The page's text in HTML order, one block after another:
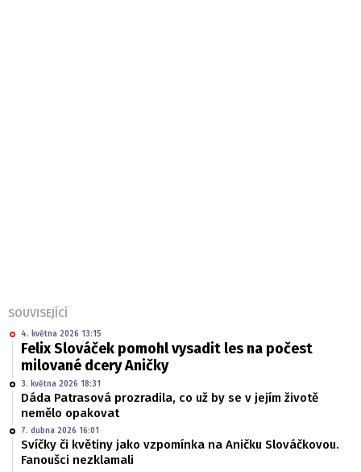
SOUVISEJÍCÍ
4. května 2026 13:15
Felix Slováček pomohl vysadit les na počest
milované dcery Aničky
3. května 2026 18:31
Dáda Patrasová prozradila, co už by se v jejím životě
nemělo opakovat
7. dubna 2026 16:01
Svíčky či květiny jako vzpomínka na Aničku Slováčkovou.
Fanoušci nezklamali